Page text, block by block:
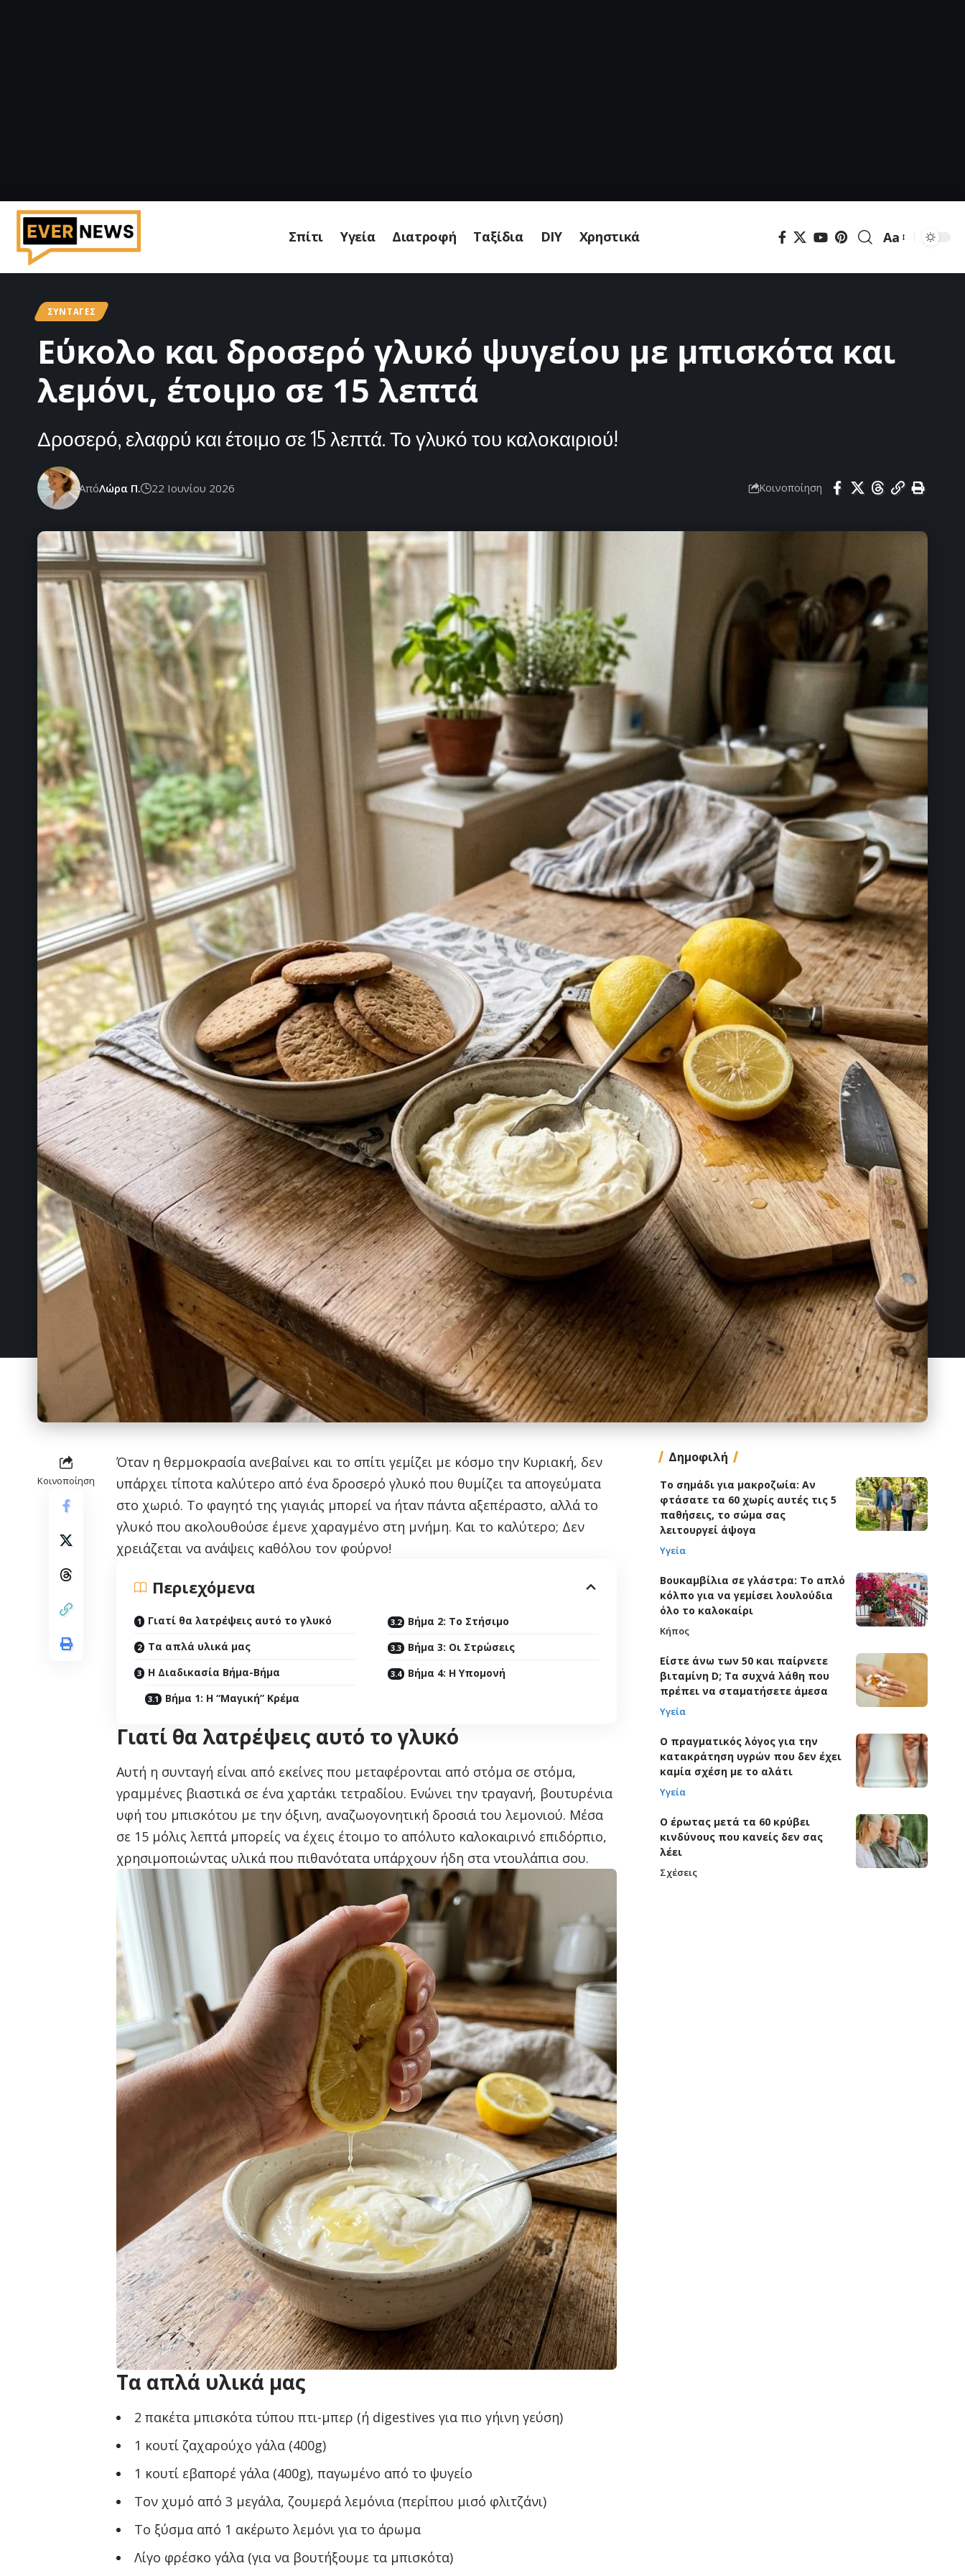
Σπίτι Υγεία Διατροφή Ταξίδια DIY Χρηστικά
Μεγέθυνση
Aa
ΣΥΝΤΑΓΈΣ
Εύκολο και δροσερό γλυκό ψυγείου με μπισκότα και
λεμόνι, έτοιμο σε 15 λεπτά
Δροσερό, ελαφρύ και έτοιμο σε 15 λεπτά. Το γλυκό του καλοκαιριού!
ΑπόΛώρα Π. 22 Ιουνίου 2026 Κοινοποίηση
Κοινοποίηση
Όταν η θερμοκρασία ανεβαίνει και το σπίτι γεμίζει με κόσμο την Κυριακή, δεν
υπάρχει τίποτα καλύτερο από ένα δροσερό γλυκό που θυμίζει τα απογεύματα
στο χωριό. Το φαγητό της γιαγιάς μπορεί να ήταν πάντα αξεπέραστο, αλλά το
γλυκό που ακολουθούσε έμενε χαραγμένο στη μνήμη. Και το καλύτερο; Δεν
χρειάζεται να ανάψεις καθόλου τον φούρνο!
Περιεχόμενα
Γιατί θα λατρέψεις αυτό το γλυκό
Τα απλά υλικά μας
Η Διαδικασία Βήμα-Βήμα
Βήμα 1: Η “Μαγική” Κρέμα
Βήμα 2: Το Στήσιμο
Βήμα 3: Οι Στρώσεις
Βήμα 4: Η Υπομονή
Γιατί θα λατρέψεις αυτό το γλυκό
Αυτή η συνταγή είναι από εκείνες που μεταφέρονται από στόμα σε στόμα,
γραμμένες βιαστικά σε ένα χαρτάκι τετραδίου. Ενώνει την τραγανή, βουτυρένια
υφή του μπισκότου με την όξινη, αναζωογονητική δροσιά του λεμονιού. Μέσα
σε 15 μόλις λεπτά μπορείς να έχεις έτοιμο το απόλυτο καλοκαιρινό επιδόρπιο,
χρησιμοποιώντας υλικά που πιθανότατα υπάρχουν ήδη στα ντουλάπια σου.
Τα απλά υλικά μας
2 πακέτα μπισκότα τύπου πτι-μπερ (ή digestives για πιο γήινη γεύση)
1 κουτί ζαχαρούχο γάλα (400g)
1 κουτί εβαπορέ γάλα (400g), παγωμένο από το ψυγείο
Τον χυμό από 3 μεγάλα, ζουμερά λεμόνια (περίπου μισό φλιτζάνι)
Το ξύσμα από 1 ακέρωτο λεμόνι για το άρωμα
Λίγο φρέσκο γάλα (για να βουτήξουμε τα μπισκότα)
Δημοφιλή
Το σημάδι για μακροζωία: Αν
φτάσατε τα 60 χωρίς αυτές τις 5
παθήσεις, το σώμα σας
λειτουργεί άψογα
Υγεία
Βουκαμβίλια σε γλάστρα: Το απλό
κόλπο για να γεμίσει λουλούδια
όλο το καλοκαίρι
Κήπος
Είστε άνω των 50 και παίρνετε
βιταμίνη D; Τα συχνά λάθη που
πρέπει να σταματήσετε άμεσα
Υγεία
Ο πραγματικός λόγος για την
κατακράτηση υγρών που δεν έχει
καμία σχέση με το αλάτι
Υγεία
Ο έρωτας μετά τα 60 κρύβει
κινδύνους που κανείς δεν σας
λέει
Σχέσεις